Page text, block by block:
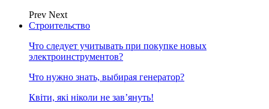
Prev Next
Строительство
Что следует учитывать при покупке новых
электроинструментов?
Что нужно знать, выбирая генератор?
Квіти, які ніколи не зав’януть!